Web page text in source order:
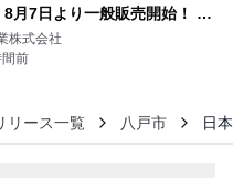
月7日より一般販売開始！ ケ
本つなぐだけ、テレビの音が
かに
株式会社
前
リース一覧 八戸市 日